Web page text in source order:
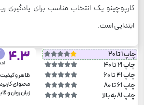
کارپوچینو یک انتخاب مناسب برای یادگیری
ابتدایی است.
چاپ 1 تا 20
چاپ 21 تا 40
چاپ 41 تا 60
چاپ 61 تا 80
چاپ 81 به بالا
4.3
ظاهر و کیفیت
محتوای
زبان روان و